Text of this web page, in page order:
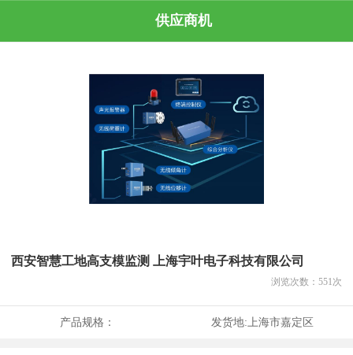
供应商机
西安智慧工地高支模监测 上海宇叶电子科技有限公司
浏览次数： 551 次
产品规格： 发货地:上海市嘉定区